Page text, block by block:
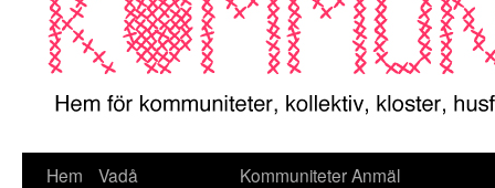
Hem
Vadå
KommuniteterAnmäl